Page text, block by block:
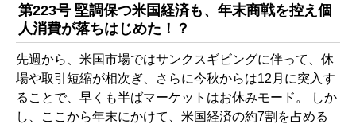
第223号 堅調保つ米国経済も、年末商戦を控え個
人消費が落ちはじめた！？
先週から、米国市場ではサンクスギビングに伴って、休
場や取引短縮が相次ぎ、さらに今秋からは12月に突入す
ることで、早くも半ばマーケットはお休みモード。 しか
し、ここから年末にかけて、米国経済の約7割を占める